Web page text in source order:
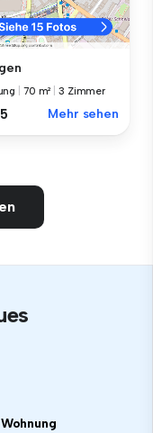
70 m² |3 Zimmer
Mehr sehen